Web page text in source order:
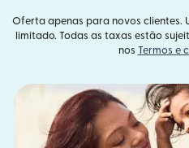
Oferta apenas para novos clientes.
limitado. Todas as taxas estão
nos Termos e